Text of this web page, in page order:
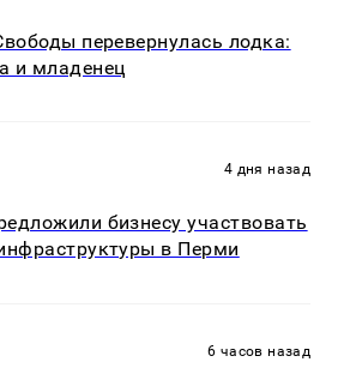
перевернулась лодка:
и младенец
4 дня назад
бизнесу участвовать
в Перми
6 часов назад